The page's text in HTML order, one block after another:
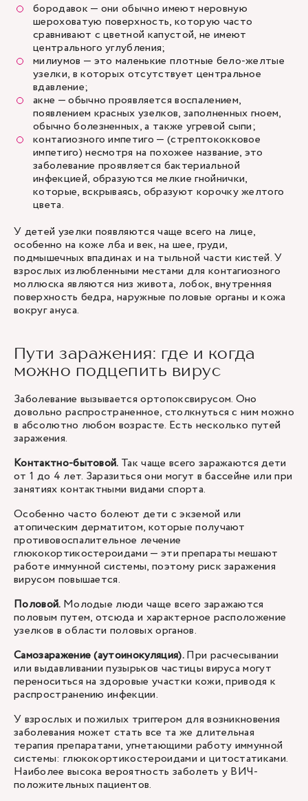
бородавок — они обычно имеют неровную
шероховатую поверхность, которую часто
сравнивают с цветной капустой, не имеют
центрального углубления;
милиумов — это маленькие плотные бело-желтые
узелки, в которых отсутствует центральное
вдавление;
акне — обычно проявляется воспалением,
появлением красных узелков, заполненных гноем,
обычно болезненных, а также угревой сыпи;
контагиозного импетиго — (стрептококковое
импетиго) несмотря на похожее название, это
заболевание проявляется бактериальной
инфекцией, образуются мелкие гнойнички,
которые, вскрываясь, образуют корочку желтого
цвета.
У детей узелки появляются чаще всего на лице,
особенно на коже лба и век, на шее, груди,
подмышечных впадинах и на тыльной части кистей. У
взрослых излюбленными местами для контагиозного
моллюска являются низ живота, лобок, внутренняя
поверхность бедра, наружные половые органы и кожа
вокруг ануса.
Пути заражения: где и когда
можно подцепить вирус
Заболевание вызывается ортопоксвирусом. Оно
довольно распространенное, столкнуться с ним можно
в абсолютно любом возрасте. Есть несколько путей
заражения.
Контактно-бытовой. Так чаще всего заражаются дети
от 1 до 4 лет. Заразиться они могут в бассейне или при
занятиях контактными видами спорта.
Особенно часто болеют дети с экземой или
атопическим дерматитом, которые получают
противовоспалительное лечение
глюкокортикостероидами — эти препараты мешают
работе иммунной системы, поэтому риск заражения
вирусом повышается.
Половой. Молодые люди чаще всего заражаются
половым путем, отсюда и характерное расположение
узелков в области половых органов.
Самозаражение (аутоинокуляция).При расчесывании
или выдавливании пузырьков частицы вируса могут
переноситься на здоровые участки кожи, приводя к
распространению инфекции.
У взрослых и пожилых триггером для возникновения
заболевания может стать все та же длительная
терапия препаратами, угнетающими работу иммунной
системы: глюкокортикостероидами и цитостатиками.
Наиболее высока вероятность заболеть у ВИЧ-
положительных пациентов.